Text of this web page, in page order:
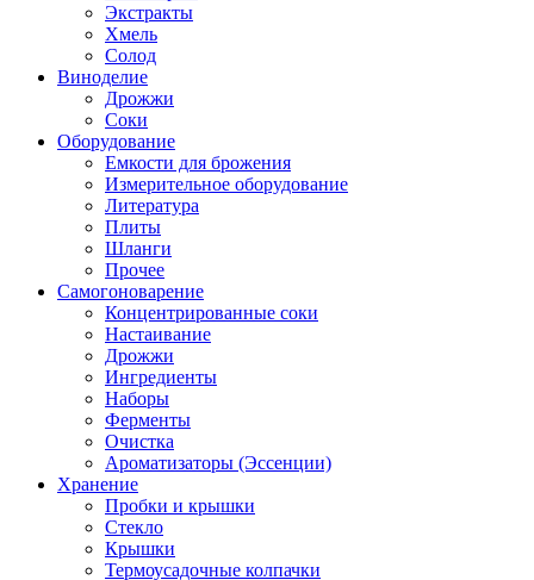
Экстракты
Хмель
Солод
Виноделие
Дрожжи
Соки
Оборудование
Емкости для брожения
Измерительное оборудование
Литература
Плиты
Шланги
Прочее
Самогоноварение
Концентрированные соки
Настаивание
Дрожжи
Ингредиенты
Наборы
Ферменты
Очистка
Ароматизаторы (Эссенции)
Хранение
Пробки и крышки
Стекло
Крышки
Термоусадочные колпачки